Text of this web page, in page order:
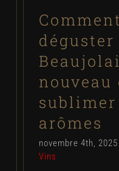
Comment
déguster
nouveau
sublimer
arômes
novembre 4th, 2025
Vins